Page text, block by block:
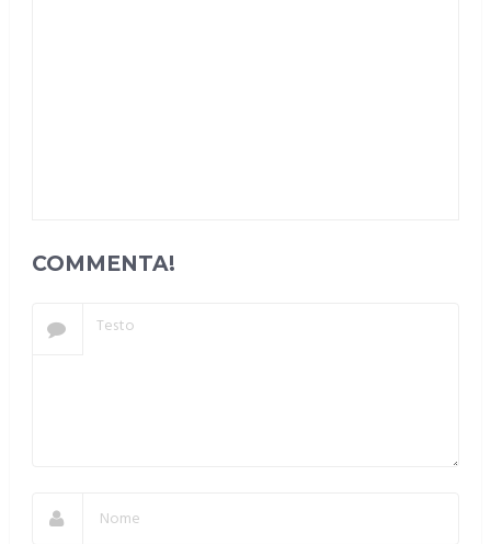
COMMENTA!